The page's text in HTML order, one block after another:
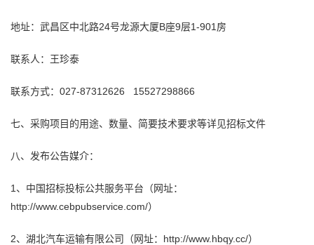
地址：武昌区中北路24号龙源大厦B座9层1-901房
联系人：王珍泰
联系方式：027-87312626 15527298866
七、采购项目的用途、数量、简要技术要求等详见招标文件
八、发布公告媒介：
1、中国招标投标公共服务平台（网址：
http://www.cebpubservice.com/）
2、湖北汽车运输有限公司（网址：http://www.hbqy.cc/）